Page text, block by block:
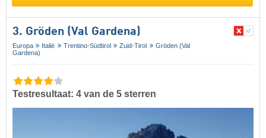
3. Gröden (Val Gardena)
Europa Italië Trentino-Südtirol Zuid-Tirol
Gröden (Val
Gardena)
Testresultaat: 4 van de 5 sterren